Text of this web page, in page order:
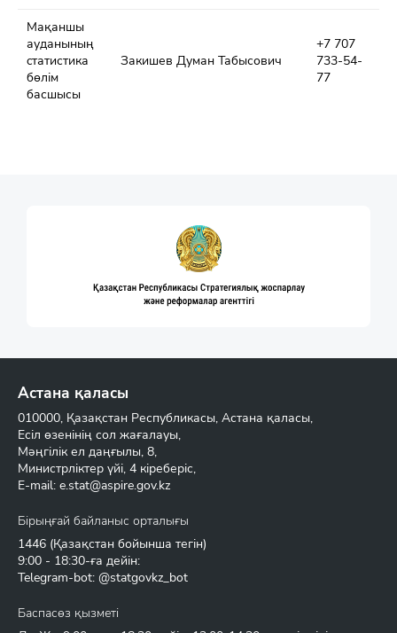
Мақаншы
ауданының
cтатистика
бөлім
басшысы
Закишев Думан Табысович
+7 707
733-54-
77
Астана қаласы
010000, Қазақстан Республикасы, Астана қаласы,
Есіл өзенінің сол жағалауы,
Мәңгілік ел даңғылы, 8,
Министрліктер үйі, 4 кіреберіс,
E-mail: e.stat@aspire.gov.kz
Бірыңғай байланыс орталығы
1446 (Қазақстан бойынша тегін)
9:00 - 18:30-ға дейін:
Telegram-bot: @statgovkz_bot
Баспасөз қызметі